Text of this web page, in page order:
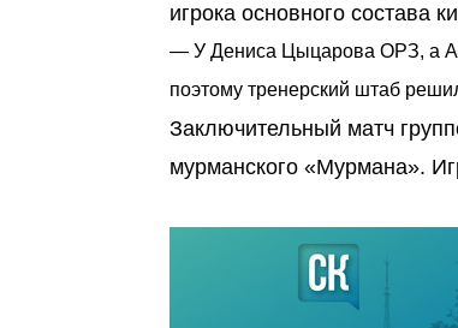
игрока основного состава
— У Дениса Цыцарова ОРЗ, а
поэтому тренерский штаб
Заключительный матч
мурманского «Мурмана».